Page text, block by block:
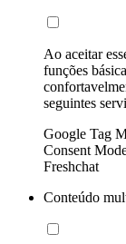
Ao aceitar
funções
seguintes
Google Tag
Consent
Freshchat
Conteúdo